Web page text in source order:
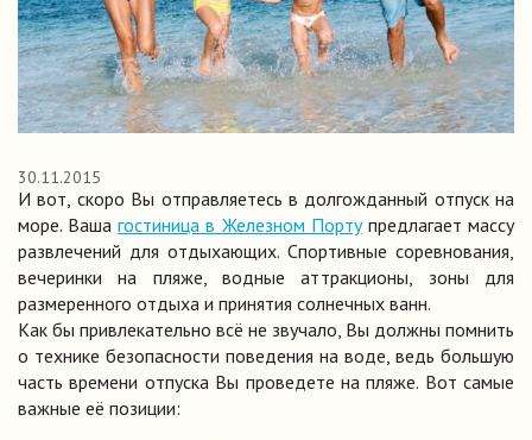
30.11.2015
И вот, скоро Вы отправляетесь в долгожданный отпуск на
море. Вашагостиница в Железном Портупредлагает массу
развлечений для отдыхающих. Спортивные соревнования,
вечеринки на пляже, водные аттракционы, зоны для
размеренного отдыха и принятия солнечных ванн.
Как бы привлекательно всё не звучало, Вы должны помнить
о технике безопасности поведения на воде, ведь большую
часть времени отпуска Вы проведете на пляже. Вот самые
важные её позиции: